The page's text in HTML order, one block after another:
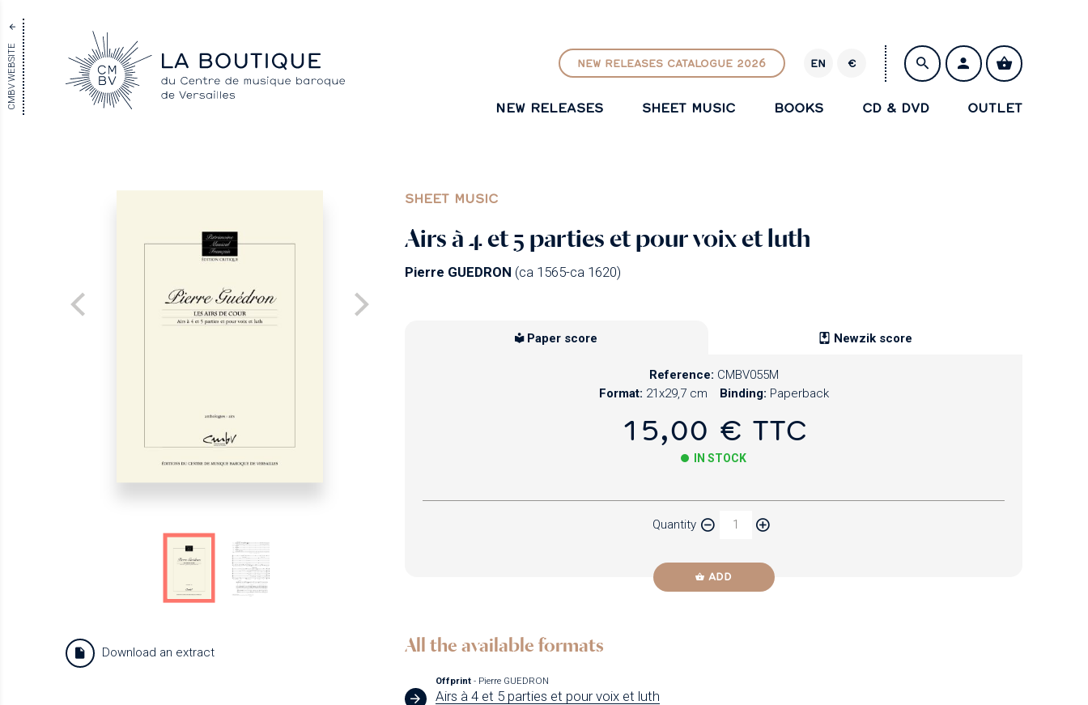
CMBV WEBSITE NEW RELEASES CATALOGUE 2026 EN
R
€
NEW RELEASES SHEET MUSIC BOOKS CD & DVD OUTLET
SHEET MUSIC
Airs à 4 et 5 parties et pour voix et luth
Pierre GUEDRON (ca 1565-ca 1620)
Download an extract
Paper score Newzik score
Reference: CMBV055M
Format: 21x29,7 cm Binding: Paperback
15,00 € TTC
IN STOCK
Quantity
ADD
All the available formats
Offprint- Pierre GUEDRON
Airs à 4 et 5 parties et pour voix et luth